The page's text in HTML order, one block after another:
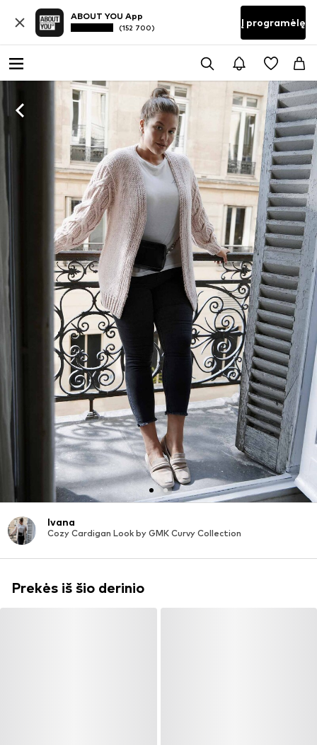
ABOUT YOU App
(152 700) Į programėlę
Ivana
Cozy Cardigan Look by GMK Curvy Collection
Prekės iš šio derinio